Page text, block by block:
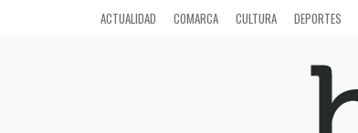
ACTUALIDAD COMARCA CULTURA DEPORTES